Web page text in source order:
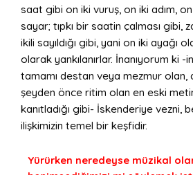
saat gibi on iki vuruş, on iki adım,
sayar; tıpkı bir saatin çalması gibi,
ikili sayıldığı gibi, yani on iki ayağı
olarak yankılanırlar. İnanıyorum ki -
tamamı destan veya mezmur olan,
şeyden önce ritim olan en eski
kanıtladığı gibi- İskenderiye vezni,
ilişkimizin temel bir keşfidir.
Yürürken neredeyse müzikal